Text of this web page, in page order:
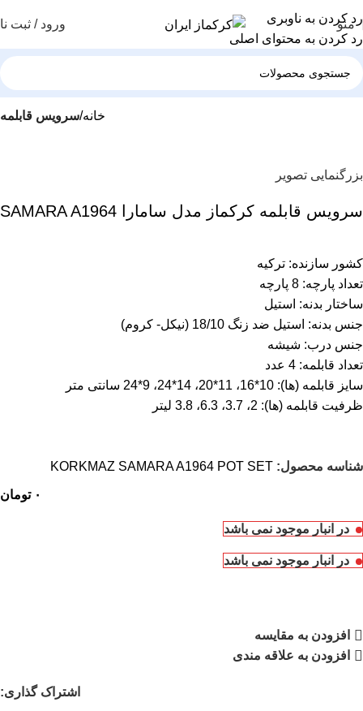
رد کردن به ناوبری
رد کردن به محتوای اصلی
منو ورود / ثبت
خانه سرویس قابلمه
بزرگنمایی تصویر
سرویس قابلمه کرکماز مدل سامارا SAMARA A1964
کشور سازنده: ترکیه
تعداد پارچه: 8 پارچه
ساختار بدنه: استیل
جنس بدنه: استیل ضد زنگ 18/10 (نیکل- کروم)
جنس درب: شیشه
تعداد قابلمه: 4 عدد
سایز قابلمه (ها): 10*16، 11*20، 14*24، 9*24 سانتی متر
ظرفیت قابلمه (ها): 2، 3.7، 6.3، 3.8 لیتر
شناسه محصول: KORKMAZ SAMARA A1964 POT SET
۰ تومان
در انبار موجود نمی باشد
در انبار موجود نمی باشد
افزودن به مقایسه
افزودن به علاقه مندی
اشتراک گذاری: